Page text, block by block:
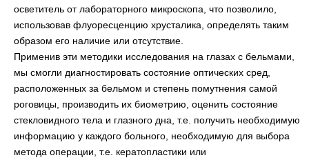
осветитель от лабораторного микроскопа, что позволило,
использовав флуоресценцию хрусталика, определять таким
образом его наличие или отсутствие.
Применив эти методики исследования на глазах с бельмами,
мы смогли диагностировать состояние оптических сред,
расположенных за бельмом и степень помутнения самой
роговицы, производить их биометрию, оценить состояние
стекловидного тела и глазного дна, т.е. получить необходимую
информацию у каждого больного, необходимую для выбора
метода операции, т.е. кератопластики или